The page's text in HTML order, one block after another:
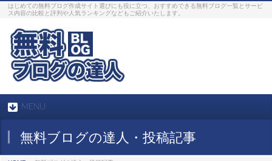
はじめての無料ブログ作成サイト選びにも役に立つ、おすすめできる無料ブログ一覧とサービ
ス内容の比較と評判や人気ランキングなどもご紹介いたします。
MENU
無料ブログの達人・投稿記事